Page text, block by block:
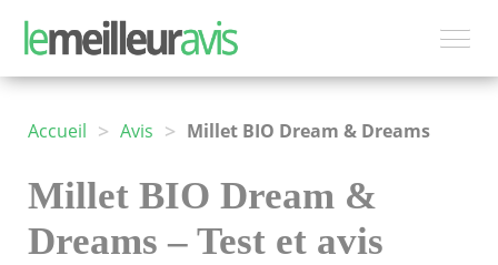
Accueil > Avis > Millet BIO Dream & Dreams
Millet BIO Dream &
Dreams – Test et avis